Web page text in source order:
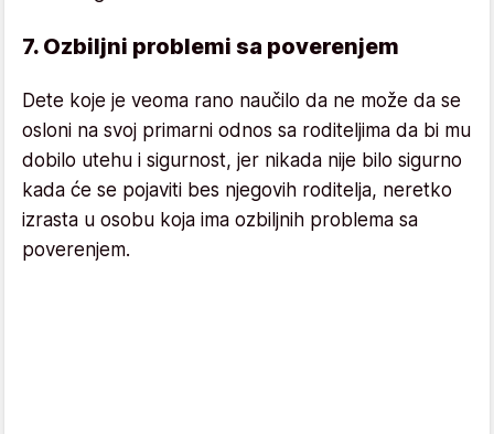
7. Ozbiljni problemi sa poverenjem
Dete koje je veoma rano naučilo da ne može da se
osloni na svoj primarni odnos sa roditeljima da bi mu
dobilo utehu i sigurnost, jer nikada nije bilo sigurno
kada će se pojaviti bes njegovih roditelja, neretko
izrasta u osobu koja ima ozbiljnih problema sa
poverenjem.